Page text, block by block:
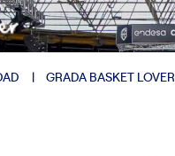
GRADA BASKET LOVER